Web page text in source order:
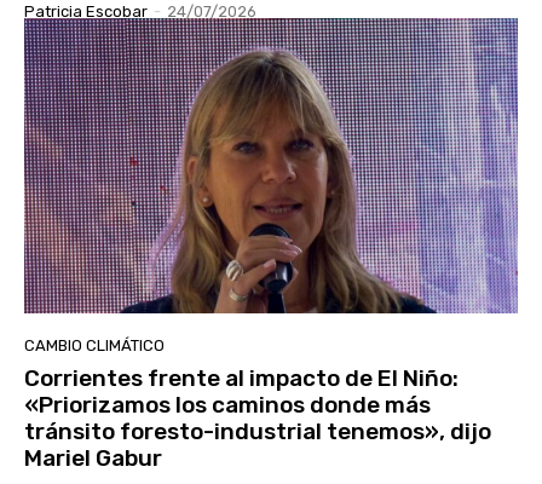
Patricia Escobar - 24/07/2026
CAMBIO CLIMÁTICO
Corrientes frente al impacto de El Niño:
«Priorizamos los caminos donde más
tránsito foresto-industrial tenemos», dijo
Mariel Gabur